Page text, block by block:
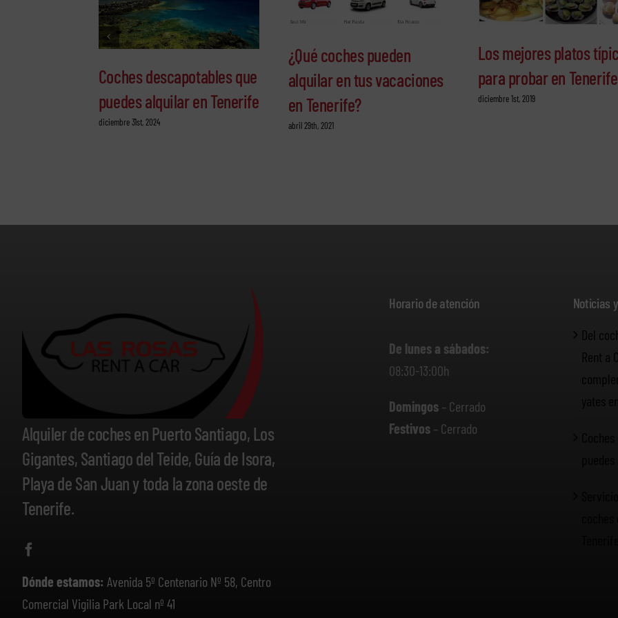
Coches descapotables que
puedes alquilar en Tenerife
diciembre 31st, 2024
¿Qué coches pueden
alquilar en tus vacaciones
en Tenerife?
abril 29th, 2021
Los mejores platos
para probar en Tenerife
diciembre 1st, 2019
Alquiler de coches en Puerto Santiago, Los
Gigantes, Santiago del Teide, Guía de Isora,
Playa de San Juan y toda la zona oeste de
Tenerife.
Dónde estamos: Avenida 5º Centenario Nº 58, Centro
Comercial Vigilia Park Local nº 41
Horario de atención
De lunes a sábados:
08:30-13:00h
Domingos – Cerrado
Festivos – Cerrado
Noticias
Del
Rent a